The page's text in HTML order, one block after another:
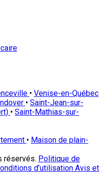
• Venise-en-Québec
• Saint-Jean-sur-
• Saint-Mathias-sur-
• Maison de plain-
réservés. Politique de
d’utilisation Avis et